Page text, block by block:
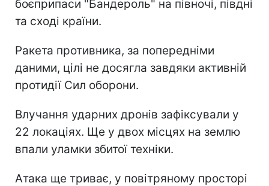
боєприпаси "Бандероль" на півночі, півдні
та сході країни.
Ракета противника, за попередніми
даними, цілі не досягла завдяки активній
протидії Сил оборони.
Влучання ударних дронів зафіксували у
22 локаціях. Ще у двох місцях на землю
впали уламки збитої техніки.
Атака ще триває, у повітряному просторі